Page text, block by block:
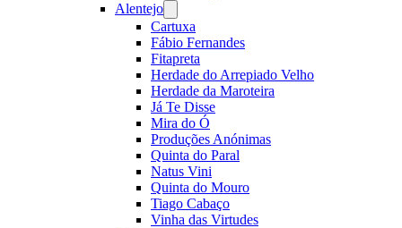
Alentejo
menu
Cartuxa
Fábio Fernandes
Fitapreta
Herdade do Arrepiado Velho
Herdade da Maroteira
Já Te Disse
Mira do Ó
Produções Anónimas
Quinta do Paral
Natus Vini
Quinta do Mouro
Tiago Cabaço
Vinha das Virtudes